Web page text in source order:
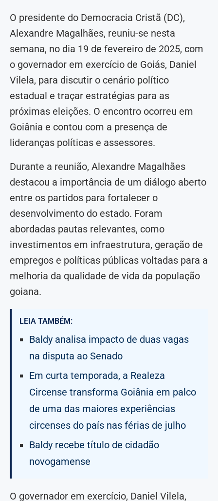
O presidente do Democracia Cristã (DC),
Alexandre Magalhães, reuniu-se nesta
semana, no dia 19 de fevereiro de 2025, com
o governador em exercício de Goiás, Daniel
Vilela, para discutir o cenário político
estadual e traçar estratégias para as
próximas eleições. O encontro ocorreu em
Goiânia e contou com a presença de
lideranças políticas e assessores.
Durante a reunião, Alexandre Magalhães
destacou a importância de um diálogo aberto
entre os partidos para fortalecer o
desenvolvimento do estado. Foram
abordadas pautas relevantes, como
investimentos em infraestrutura, geração de
empregos e políticas públicas voltadas para a
melhoria da qualidade de vida da população
goiana.
LEIA TAMBÉM:
Baldy analisa impacto de duas vagas
na disputa ao Senado
Em curta temporada, a Realeza
Circense transforma Goiânia em palco
de uma das maiores experiências
circenses do país nas férias de julho
Baldy recebe título de cidadão
novogamense
O governador em exercício, Daniel Vilela,